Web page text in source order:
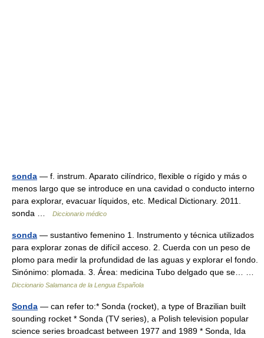
sonda — f. instrum. Aparato cilíndrico, flexible o rígido y más o
menos largo que se introduce en una cavidad o conducto interno
para explorar, evacuar líquidos, etc. Medical Dictionary. 2011.
sonda …
Diccionario médico
sonda — sustantivo femenino 1. Instrumento y técnica utilizados
para explorar zonas de difícil acceso. 2. Cuerda con un peso de
plomo para medir la profundidad de las aguas y explorar el fondo.
Sinónimo: plomada. 3. Área: medicina Tubo delgado que se… …
Diccionario Salamanca de la Lengua Española
Sonda — can refer to:* Sonda (rocket), a type of Brazilian built
sounding rocket * Sonda (TV series), a Polish television popular
science series broadcast between 1977 and 1989 * Sonda, Ida